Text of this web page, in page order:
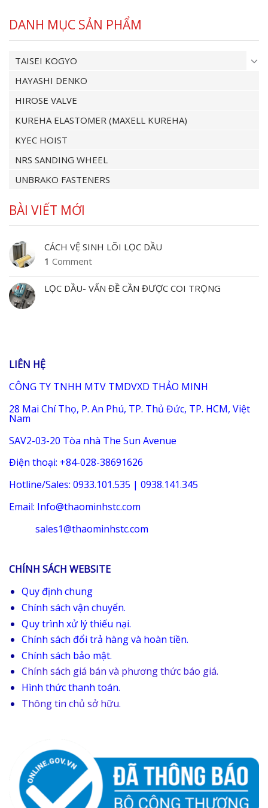
DANH MỤC SẢN PHẨM
TAISEI KOGYO
HAYASHI DENKO
HIROSE VALVE
KUREHA ELASTOMER (MAXELL KUREHA)
KYEC HOIST
NRS SANDING WHEEL
UNBRAKO FASTENERS
BÀI VIẾT MỚI
CÁCH VỆ SINH LÕI LỌC DẦU
1 Comment
LỌC DẦU- VẤN ĐỀ CẦN ĐƯỢC COI TRỌNG
LIÊN HỆ
CÔNG TY TNHH MTV TMDVXD THẢO MINH
28 Mai Chí Thọ, P. An Phú, TP. Thủ Đức, TP. HCM, Việt
Nam
SAV2-03-20 Tòa nhà The Sun Avenue
Điện thoại: +84-028-38691626
Hotline/Sales: 0933.101.535 | 0938.141.345
Email: Info@thaominhstc.com
sales1@thaominhstc.com
CHÍNH SÁCH WEBSITE
Quy định chung
Chính sách vận chuyển.
Quy trình xử lý thiếu nại.
Chính sách đổi trả hàng và hoàn tiền.
Chính sách bảo mật.
Chính sách giá bán và phương thức báo giá.
Hình thức thanh toán.
Thông tin chủ sở hữu.